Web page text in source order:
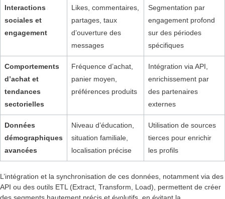
Interactions
sociales et
engagement
Likes, commentaires,
partages, taux
d’ouverture des
messages
Segmentation par
engagement profond
sur des périodes
spécifiques
Comportements
d’achat et
tendances
sectorielles
Fréquence d’achat,
panier moyen,
préférences produits
Intégration via API,
enrichissement par
des partenaires
externes
Données
démographiques
avancées
Niveau d’éducation,
situation familiale,
localisation précise
Utilisation de sources
tierces pour enrichir
les profils
L’intégration et la synchronisation de ces données, notamment via des
API ou des outils ETL (Extract, Transform, Load), permettent de créer